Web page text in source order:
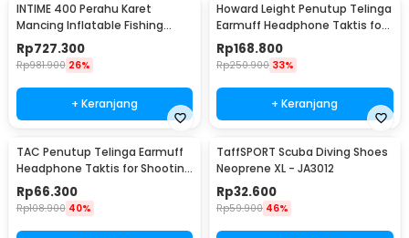
INTIME 400 Perahu Karet
Mancing Inflatable Fishing
Boat 4 Person - YT-099
Rp727.300
Rp981.900 26%
+ Keranjang
Howard Leight Penutup Telinga
Earmuff Headphone Taktis for
Shooting - R-01526
Rp168.800
Rp250.900 33%
+ Keranjang
TAC Penutup Telinga Earmuff
Headphone Taktis for Shooting
- TAC36
Rp66.300
Rp108.900 40%
TaffSPORT Scuba Diving Shoes
Neoprene XL - JA3012
Rp32.600
Rp59.900 46%